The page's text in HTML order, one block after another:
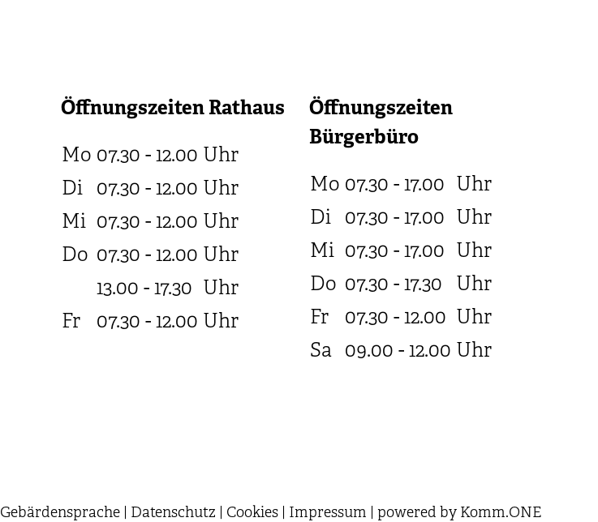
Öffnungszeiten Rathaus
Mo 07.30 - 12.00 Uhr
Di 07.30 - 12.00 Uhr
Mi 07.30 - 12.00 Uhr
Do 07.30 - 12.00 Uhr
13.00 - 17.30 Uhr
Fr
07.30 - 12.00 Uhr
Öffnungszeiten
Bürgerbüro
Mo 07.30 - 17.00 Uhr
Di 07.30 - 17.00 Uhr
Mi 07.30 - 17.00 Uhr
Do 07.30 - 17.30
Uhr
Fr
07.30 - 12.00 Uhr
Sa 09.00 - 12.00 Uhr
Gebärdensprache Datenschutz Cookies Impressum powered by Komm.ONE